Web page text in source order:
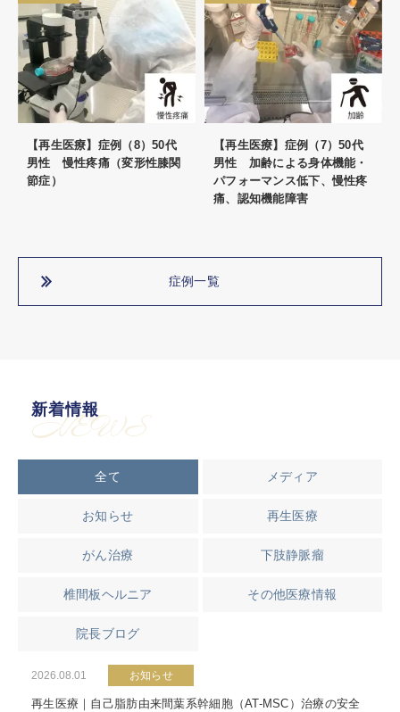
【再生医療】症例（8）50代
男性 慢性疼痛（変形性膝関
節症）
【再生医療】症例（7）50代
男性 加齢による身体機能・
パフォーマンス低下、慢性疼
痛、認知機能障害
症例一覧
新着情報
NEWS
全て メディア
お知らせ 再生医療
がん治療 下肢静脈瘤
椎間板ヘルニア その他医療情報
院長ブログ
2026.08.01 お知らせ
再生医療｜自己脂肪由来間葉系幹細胞（AT-MSC）治療の安全